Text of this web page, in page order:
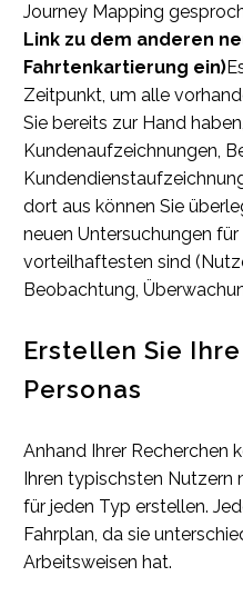
Journey Mapping
Link zu dem anderen
Fahrtenkartierung ein)
Zeitpunkt, um alle
Sie bereits zur Hand
Kundenaufzeichnungen,
dort aus können Sie
neuen Untersuchungen
vorteilhaftesten sind
Beobachtung,
Erstellen Sie
Personas
Anhand Ihrer Recherchen
Ihren typischsten Nutzern
für jeden Typ erstellen.
Fahrplan, da sie
Arbeitsweisen hat.